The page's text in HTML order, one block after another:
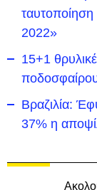
ταυτοποίηση
2022»
15+1
Βραζιλία:
37% η